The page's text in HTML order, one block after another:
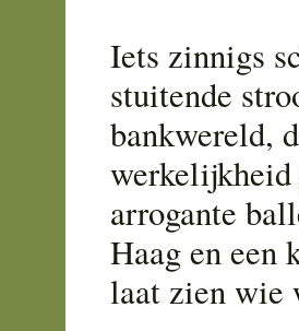
Iets zinnigs
stuitende
bankwereld,
werkelijkheid
arrogante
Haag en een
laat zien wie